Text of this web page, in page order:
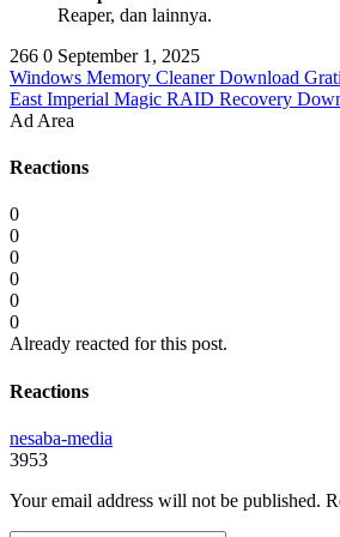
Reaper, dan lainnya.
266 0 September 1, 2025
Windows Memory Cleaner Download
East Imperial Magic RAID Recovery
Ad Area
Reactions
0
0
0
0
0
0
Already reacted for this post.
Reactions
nesaba-media
3953
Your email address will not be published.